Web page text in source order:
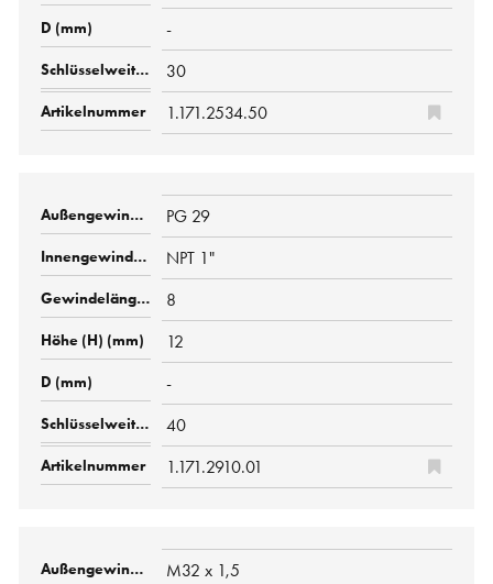
-
30
1.171.2534.50
PG 29
NPT 1"
8
12
-
40
1.171.2910.01
M32 x 1,5